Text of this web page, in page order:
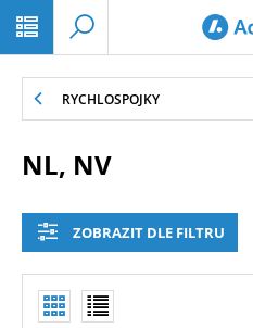
RYCHLOSPOJKY
NL, NV
ZOBRAZIT DLE FILTRU